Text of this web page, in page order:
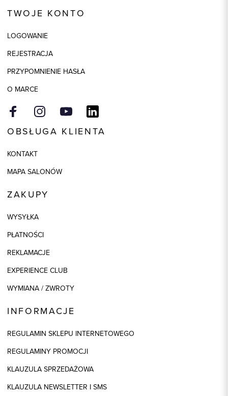
TWOJE KONTO
LOGOWANIE
REJESTRACJA
PRZYPOMNIENIE HASŁA
O MARCE
OBSŁUGA KLIENTA
KONTAKT
MAPA SALONÓW
ZAKUPY
WYSYŁKA
PŁATNOŚCI
REKLAMACJE
EXPERIENCE CLUB
WYMIANA / ZWROTY
INFORMACJE
REGULAMIN SKLEPU INTERNETOWEGO
REGULAMINY PROMOCJI
KLAUZULA SPRZEDAŻOWA
KLAUZULA NEWSLETTER I SMS